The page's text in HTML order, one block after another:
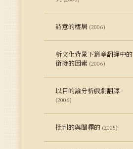
詩意的棲居 (2006)
析文化背景下篇章翻譯中的
銜接的因素 (2006)
以目的論分析戲劇翻譯
(2006)
批判的與闡釋的 (2005)